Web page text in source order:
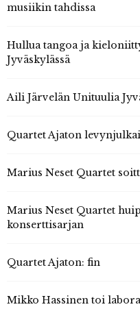
musiikin tahdissa
Hullua tangoa ja
Jyväskylässä
Aili Järvelän Unituulia
Quartet Ajaton
Marius Neset Quartet
Marius Neset Quartet
konserttisarjan
Quartet Ajaton: fin
Mikko Hassinen toi